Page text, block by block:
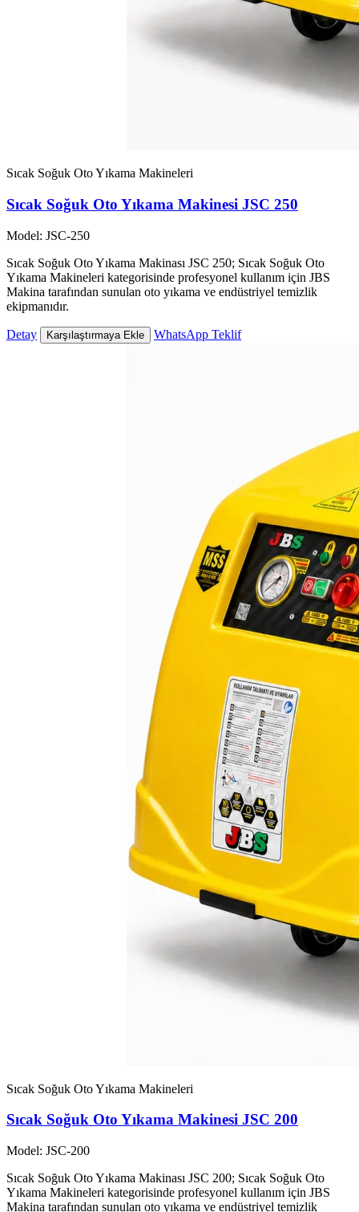
Sıcak Soğuk Oto Yıkama Makineleri
Sıcak Soğuk Oto Yıkama Makinesi JSC 250
Model: JSC-250
Sıcak Soğuk Oto Yıkama Makinası JSC 250; Sıcak Soğuk Oto
Yıkama Makineleri kategorisinde profesyonel kullanım için JBS
Makina tarafından sunulan oto yıkama ve endüstriyel temizlik
ekipmanıdır.
Detay Karşılaştırmaya Ekle WhatsApp Teklif
Sıcak Soğuk Oto Yıkama Makineleri
Sıcak Soğuk Oto Yıkama Makinesi JSC 200
Model: JSC-200
Sıcak Soğuk Oto Yıkama Makinası JSC 200; Sıcak Soğuk Oto
Yıkama Makineleri kategorisinde profesyonel kullanım için JBS
Makina tarafından sunulan oto yıkama ve endüstriyel temizlik